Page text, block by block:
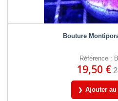
Bouture
Référence :
19,50 €
Ajouter